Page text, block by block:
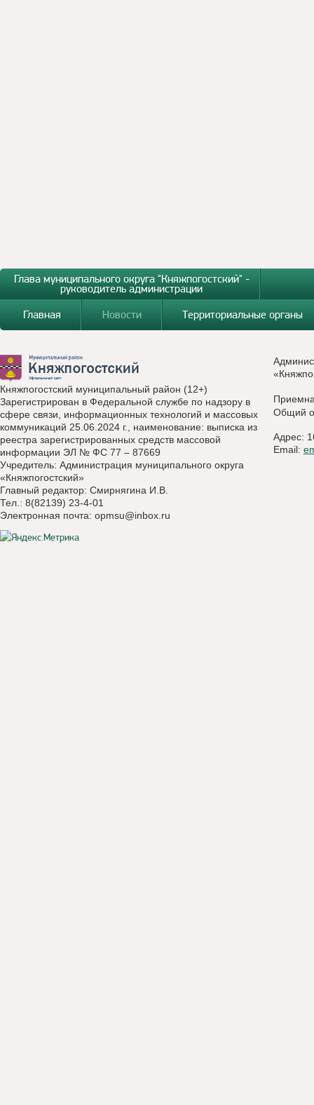
Глава муниципального округа "Княжпогостский" -
руководитель администрации
Главная
Новости Территориальные органы
Княжпогостский муниципальный район (12+)
Зарегистрирован в Федеральной службе по надзору в
сфере связи, информационных технологий и массовых
коммуникаций 25.06.2024 г., наименование: выписка из
реестра зарегистрированных средств массовой
информации ЭЛ № ФС 77 – 87669
Учредитель: Администрация муниципального округа
«Княжпогостский»
Главный редактор: Смирнягина И.В.
Тел.: 8(82139) 23-4-01
Электронная почта: opmsu@inbox.ru
Общий
Адрес:
Email: